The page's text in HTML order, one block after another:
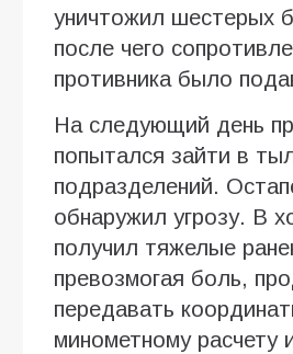
уничтожил шестерых
после чего
противника было
На следующий день
попытался зайти в
подразделений.
обнаружил угрозу. В
получил тяжелые
превозмогая боль,
передавать
минометному расчету